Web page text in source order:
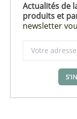
Actualités de
produits et
newsletter